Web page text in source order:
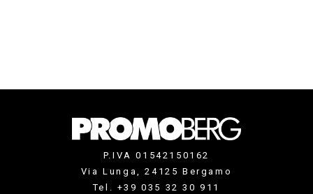
P.IVA 01542150162
Via Lunga, 24125 Bergamo
Tel. +39 035 32 30 911